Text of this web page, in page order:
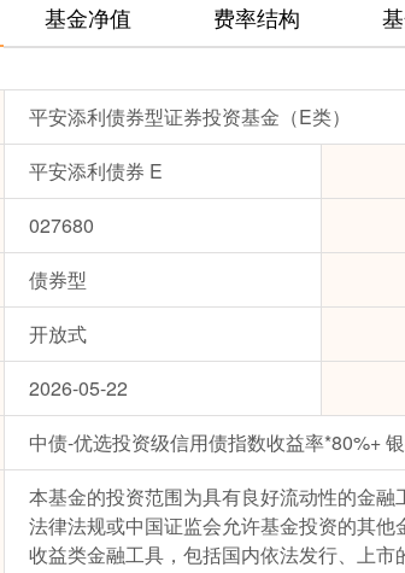
基金净值 费率结构
平安添利债券型证券投资基金（E类）
平安添利债券 E
027680
债券型
开放式
2026-05-22
中债-优选投资级信用债指数收益率*80%+
本基金的投资范围为具有良好流动性的金
法律法规或中国证监会允许基金投资的其
收益类金融工具，包括国内依法发行、上